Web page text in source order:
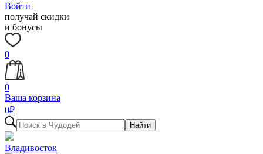
Войти
получай скидки
и бонусы
0
0
Ваша корзина
0₽
Найти
Владивосток